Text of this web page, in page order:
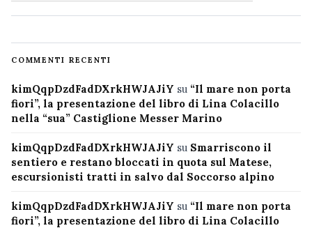
COMMENTI RECENTI
kimQqpDzdFadDXrkHWJAJiY su “Il mare non porta
fiori”, la presentazione del libro di Lina Colacillo
nella “sua” Castiglione Messer Marino
kimQqpDzdFadDXrkHWJAJiY su Smarriscono il
sentiero e restano bloccati in quota sul Matese,
escursionisti tratti in salvo dal Soccorso alpino
kimQqpDzdFadDXrkHWJAJiY su “Il mare non porta
fiori”, la presentazione del libro di Lina Colacillo